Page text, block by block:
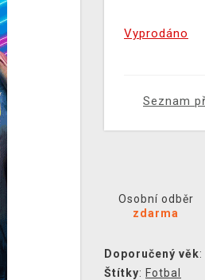
Vyprodáno
Seznam
Osobní odběr
zdarma
Doporučený věk
Štítky: Fotbal